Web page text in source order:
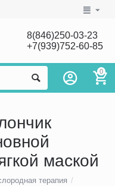
8(846)250-03-23
+7(939)752-60-85
0
маской
терапия /